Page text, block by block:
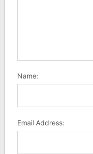
Name:
Email Address: